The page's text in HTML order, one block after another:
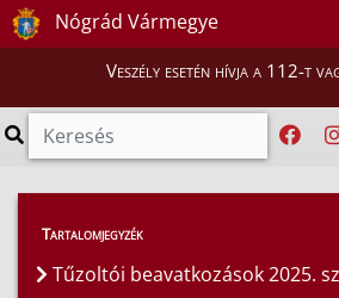
Nógrád Vármegye
Veszély esetén hívja a 112-t
Híreink > Hírek
Tartalomjegyzék
Tűzoltói beavatkozások 2025.